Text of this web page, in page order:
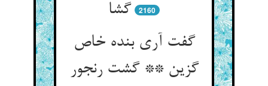
گشا
2160
گفت آری بنده خاص
گزین ** گشت رنجور